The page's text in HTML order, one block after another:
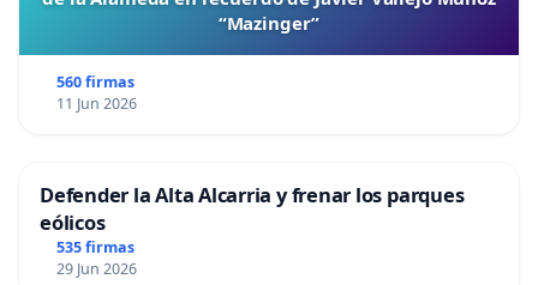
“Mazinger”
560 firmas
11 Jun 2026
Defender la Alta Alcarria y frenar los parques
eólicos
535 firmas
29 Jun 2026